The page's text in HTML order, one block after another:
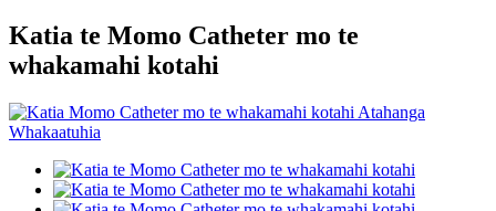
Katia te Momo Catheter mo te
whakamahi kotahi